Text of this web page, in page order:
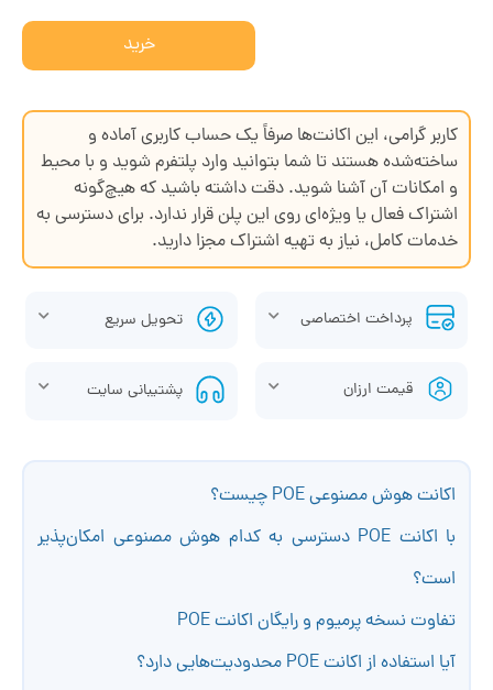
خرید
کاربر گرامی، این اکانت‌ها صرفاً یک حساب کاربری آماده و
ساخته‌شده هستند تا شما بتوانید وارد پلتفرم شوید و با محیط
و امکانات آن آشنا شوید. دقت داشته باشید که هیچ‌گونه
اشتراک فعال یا ویژه‌ای روی این پلن قرار ندارد. برای دسترسی به
خدمات کامل، نیاز به تهیه اشتراک مجزا دارید.
پرداخت اختصاصی تحویل سریع
قیمت ارزان پشتیبانی سایت
اکانت هوش مصنوعی POE چیست؟
با اکانت POE دسترسی به کدام هوش مصنوعی امکان‌پذیر
است؟
تفاوت نسخه پرمیوم و رایگان اکانت POE
آیا استفاده از اکانت POE محدودیت‌هایی دارد؟